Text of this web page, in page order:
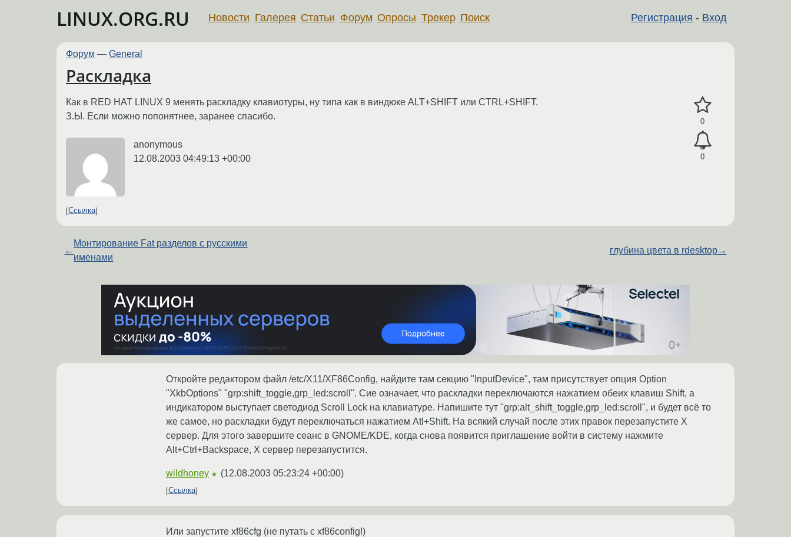
LINUX.ORG.RU Регистрация - Вход
Новости Галерея Статьи Форум Опросы Трекер Поиск
Форум — General
Раскладка
0
0
Как в RED HAT LINUX 9 менять раскладку клавиотуры, ну типа как в виндюке ALT+SHIFT или CTRL+SHIFT.
З.Ы. Если можно попонятнее, заранее спасибо.
anonymous
12.08.2003 04:49:13 +00:00
Ссылка
←
Монтирование Fat разделов с русскими
именами
глубина цвета в rdesktop→
Откройте редактором файл /etc/X11/XF86Config, найдите там секцию "InputDevice", там присутствует опция Option
"XkbOptions" "grp:shift_toggle,grp_led:scroll". Сие означает, что раскладки переключаются нажатием обеих клавиш Shift, а
индикатором выступает светодиод Scroll Lock на клавиатуре. Напишите тут "grp:alt_shift_toggle,grp_led:scroll", и будет всё то
же самое, но раскладки будут переключаться нажатием Atl+Shift. На всякий случай после этих правок перезапустите X
сервер. Для этого завершите сеанс в GNOME/KDE, когда снова появится приглашение войти в систему нажмите
Alt+Ctrl+Backspace, X сервер перезапустится.
wildhoney ★ (12.08.2003 05:23:24 +00:00)
Ссылка
Или запустите xf86cfg (не путать с xf86config!)